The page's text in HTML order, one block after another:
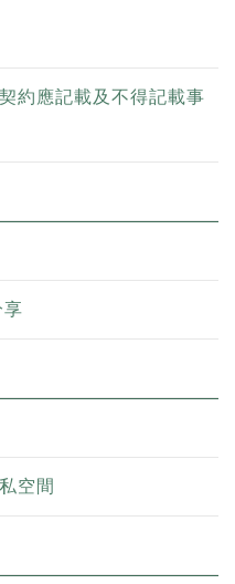
約應記載及不得記載事
享
空間